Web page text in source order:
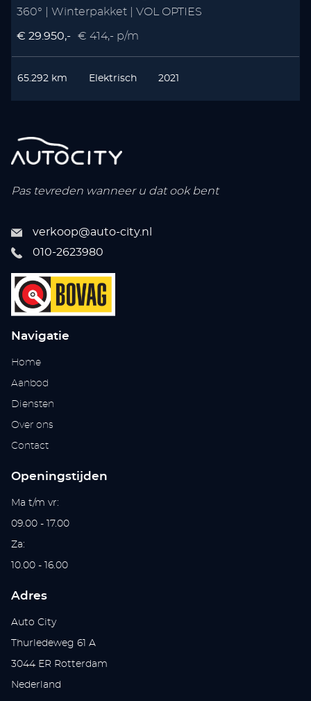
360° | Winterpakket | VOL OPTIES
€ 29.950,- € 414,- p/m
65.292 km Elektrisch 2021
Pas tevreden wanneer u dat ook bent
verkoop@auto-city.nl
010-2623980
Navigatie
Home
Aanbod
Diensten
Over ons
Contact
Openingstijden
Ma t/m vr:
09.00 - 17.00
Za:
10.00 - 16.00
Adres
Auto City
Thurledeweg 61 A
3044 ER Rotterdam
Nederland